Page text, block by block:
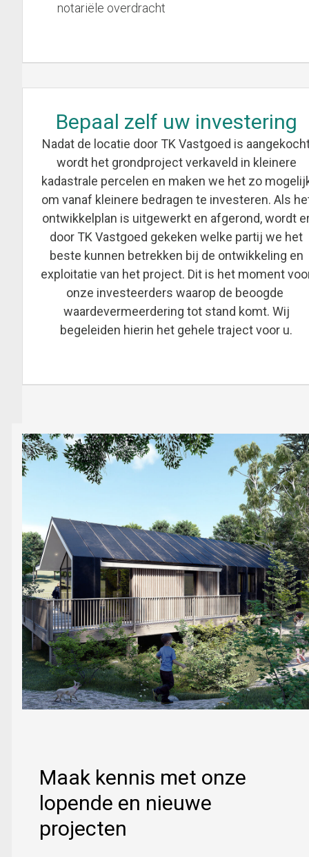
notariële overdracht
Bepaal zelf uw investering
Nadat de locatie door TK Vastgoed is
wordt het grondproject verkaveld in kleinere
kadastrale percelen en maken we het zo
om vanaf kleinere bedragen te investeren. Als
ontwikkelplan is uitgewerkt en afgerond, wordt
door TK Vastgoed gekeken welke partij we het
beste kunnen betrekken bij de ontwikkeling en
exploitatie van het project. Dit is het moment
onze investeerders waarop de beoogde
waardevermeerdering tot stand komt. Wij
begeleiden hierin het gehele traject voor u.
Maak kennis met onze
lopende en nieuwe
projecten